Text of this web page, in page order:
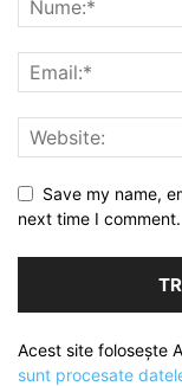
Save my name,
next time I comment.
Acest site folosește
sunt procesate